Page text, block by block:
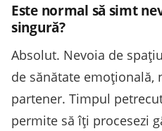
Este normal să simt
singură?
Absolut. Nevoia de
de sănătate emoțională,
partener. Timpul
permite să îți procesezi